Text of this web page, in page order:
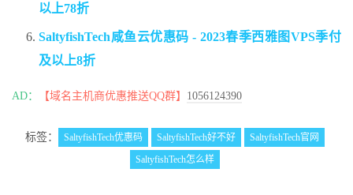
以上78折
SaltyfishTech咸鱼云优惠码 - 2023春季西雅图VPS季付
及以上8折
AD： 【域名主机商优惠推送QQ群】 1056124390
标签： SaltyfishTech优惠码 SaltyfishTech好不好
SaltyfishTech官网
SaltyfishTech怎么样